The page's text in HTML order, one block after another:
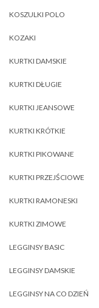
KOSZULKI POLO
KOZAKI
KURTKI DAMSKIE
KURTKI DŁUGIE
KURTKI JEANSOWE
KURTKI KRÓTKIE
KURTKI PIKOWANE
KURTKI PRZEJŚCIOWE
KURTKI RAMONESKI
KURTKI ZIMOWE
LEGGINSY BASIC
LEGGINSY DAMSKIE
LEGGINSY NA CO DZIEŃ